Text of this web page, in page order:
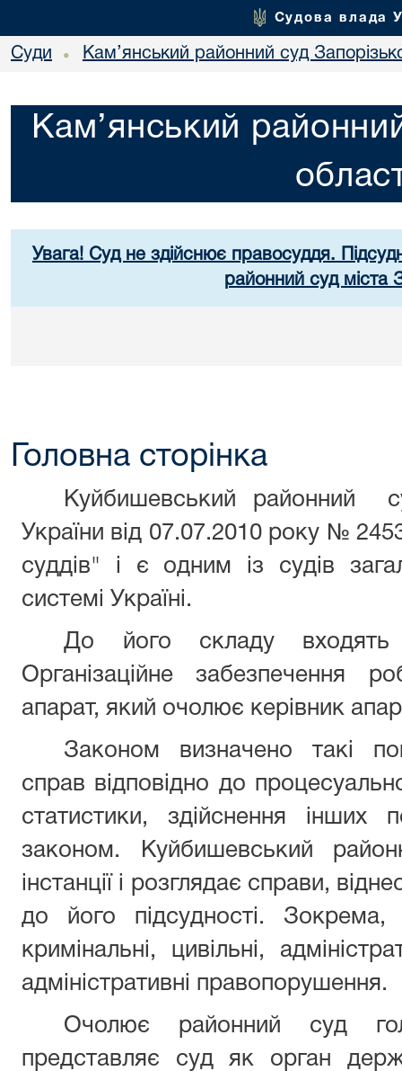
Судова влада
Суди • Кам’янський районний суд
Кам’янський
Увага! Суд не здійснює правосуддя.
районний суд міста
Головна сторінка
Куйбишевський районний
України від 07.07.2010 року №
суддів" і є одним із судів
системі Україні.
До його складу
Організаційне забезпечення
апарат, який очолює керівник
Законом визначено такі
справ відповідно до
статистики, здійснення інших
законом. Куйбишевський
інстанції і розглядає справи,
до його підсудності.
кримінальні, цивільні,
адміністративні правопорушення.
Очолює районний суд
представляє суд як орган